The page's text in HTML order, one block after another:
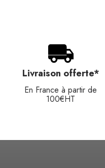
Livraison offerte*
En France à partir de
100€HT